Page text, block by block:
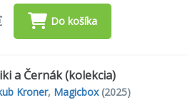
Do košíka
a Černák (kolekcia)
Kroner, Magicbox(2025)